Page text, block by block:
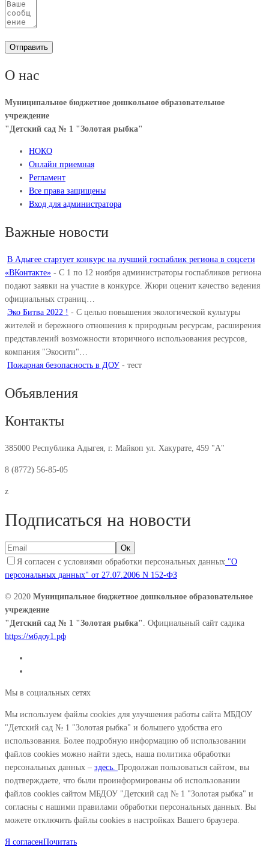
О нас
Муниципальное бюджетное дошкольное образовательное
учреждение
"Детский сад № 1 "Золотая рыбка"
НОКО
Онлайн приемная
Регламент
Все права защищены
Вход для администратора
Важные новости
В Адыгее стартует конкурс на лучший госпаблик региона в соцсети
«ВКонтакте» - С 1 по 12 ноября администраторы госпабликов региона
подают заявки на участие в конкурсе. Жюри оценит качество ведения
официальных страниц…
Эко Битва 2022 ! - С целью повышения экологической культуры
жителей и бережного отношения к природным ресурсам, расширения
представлений возможности вторичного использования ресурсов,
компания "Экосити"…
Пожарная безопасность в ДОУ - тест
Объявления
Контакты
385000 Республика Адыгея, г. Майкоп ул. Хакурате, 459 "А"
8 (8772) 56-85-05
z
Подписаться на новости
Я согласен с условиями обработки персональных данных "О
персональных данных" от 27.07.2006 N 152-ФЗ
© 2020 Муниципальное бюджетное дошкольное образовательное
учреждение
"Детский сад № 1 "Золотая рыбка" . Официальный сайт садика
https://мбдоу1.рф
Мы в социальных сетях
Мы используем файлы cookies для улучшения работы сайта МБДОУ
"Детский сад № 1 "Золотая рыбка" и большего удобства его
использования. Более подробную информацию об использовании
файлов cookies можно найти здесь, наша политика обработки
персональных данных – здесь. Продолжая пользоваться сайтом, вы
подтверждаете, что были проинформированы об использовании
файлов cookies сайтом МБДОУ "Детский сад № 1 "Золотая рыбка" и
согласны с нашими правилами обработки персональных данных. Вы
можете отключить файлы cookies в настройках Вашего браузера.
Я согласенПочитать